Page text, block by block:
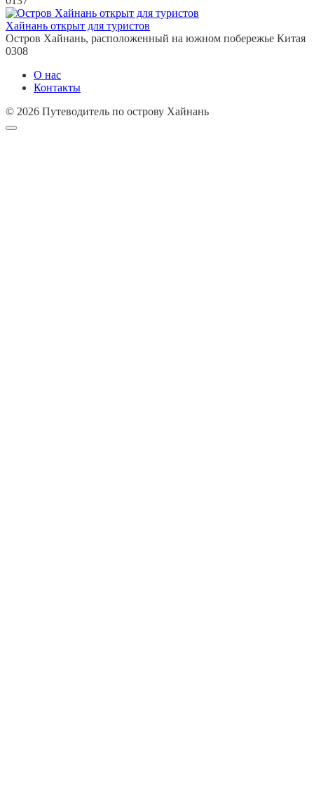
Хайнань открыт для туристов
Остров Хайнань, расположенный на южном побережье Китая
0308
О нас
Контакты
© 2026 Путеводитель по острову Хайнань